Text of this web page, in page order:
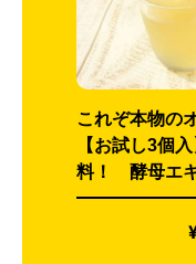
これぞ本物の
【お試し3個
料！ 酵母エキ